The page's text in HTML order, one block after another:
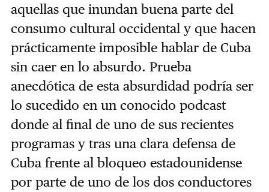
aquellas que inundan buena parte del
consumo cultural occidental y que hacen
prácticamente imposible hablar de Cuba
sin caer en lo absurdo. Prueba
anecdótica de esta absurdidad podría ser
lo sucedido en un conocido podcast
donde al final de uno de sus recientes
programas y tras una clara defensa de
Cuba frente al bloqueo estadounidense
por parte de uno de los dos conductores